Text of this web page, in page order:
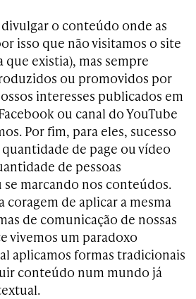
o conteúdo onde as
isso que não visitamos o site
que existia), mas sempre
ou promovidos por
interesses publicados em
ou canal do YouTube
Por fim, para eles, sucesso
de page ou vídeo
de pessoas
marcando nos conteúdos.
coragem de aplicar a mesma
de comunicação de nossas
vivemos um paradoxo
aplicamos formas tradicionais
conteúdo num mundo já